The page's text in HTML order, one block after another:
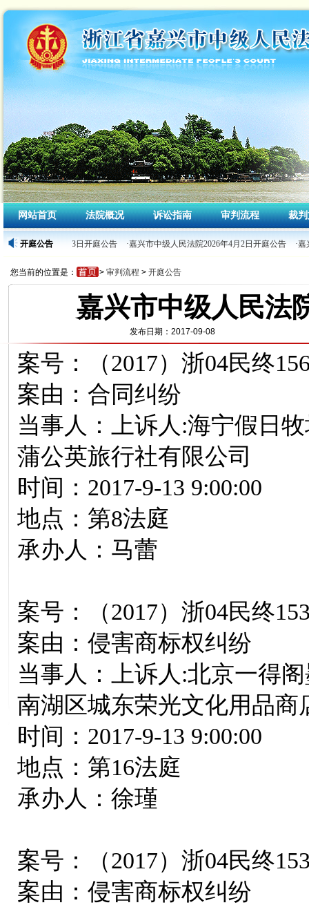
网站首页 法院概况 诉讼指南 审判流程 裁
开庭公告
民法院2026年4月3日开庭公告 ·嘉兴市中级人民法院2026年4月2日开庭公告 ·
您当前的位置是： > 审判流程 > 开庭公告
嘉兴市中级人民法
发布日期：2017-09-08
案号：（2017）浙04民终
案由：合同纠纷
当事人：上诉人:海宁假日
蒲公英旅行社有限公司
时间：2017-9-13 9:00:00
地点：第8法庭
承办人：马蕾
案号：（2017）浙04民终
案由：侵害商标权纠纷
当事人：上诉人:北京一得
南湖区城东荣光文化用品商
时间：2017-9-13 9:00:00
地点：第16法庭
承办人：徐瑾
案号：（2017）浙04民终
案由：侵害商标权纠纷